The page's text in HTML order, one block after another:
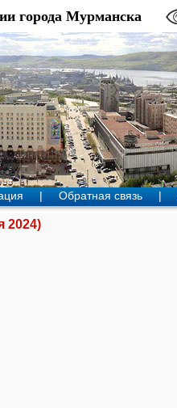
города Мурманска
| Обратная связь |
2024)